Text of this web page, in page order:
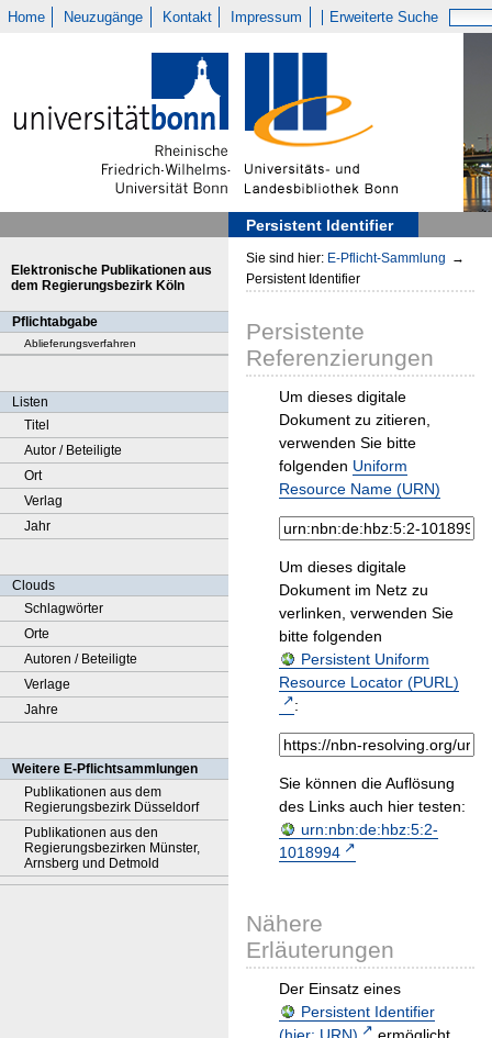
Home Neuzugänge Kontakt Impressum Erweiterte Suche
Persistent Identifier
Elektronische Publikationen aus
dem Regierungsbezirk Köln
Pflichtabgabe
Ablieferungsverfahren
Listen
Titel
Autor / Beteiligte
Ort
Verlag
Jahr
Clouds
Schlagwörter
Orte
Autoren / Beteiligte
Verlage
Jahre
Weitere E-Pflichtsammlungen
Publikationen aus dem
Regierungsbezirk Düsseldorf
Publikationen aus den
Regierungsbezirken Münster,
Arnsberg und Detmold
Sie sind hier: E-Pflicht-Sammlung →
Persistent Identifier
Persistente
Referenzierungen
Um dieses digitale
Dokument zu zitieren,
verwenden Sie bitte
folgenden Uniform
Resource Name (URN)
Um dieses digitale
Dokument im Netz zu
verlinken, verwenden Sie
bitte folgenden
Persistent Uniform
Resource Locator (PURL)
:
Sie können die Auflösung
des Links auch hier testen:
urn:nbn:de:hbz:5:2-
1018994
Nähere
Erläuterungen
Der Einsatz eines
Persistent Identifier